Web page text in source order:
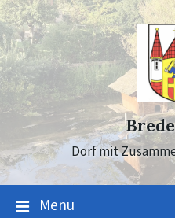
Skip
to
content
Skip
to
main
navigation
Skip
to
footer
Dorf mit
Menu